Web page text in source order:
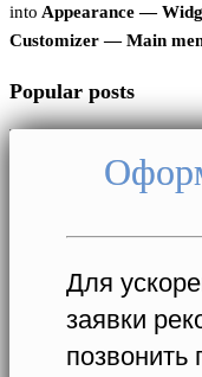
into Appearance —
Customizer — Main
Popular posts
Для
заявки
позвонить